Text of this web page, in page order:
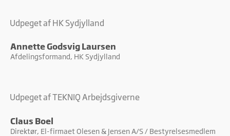
Udpeget af HK Sydjylland
Annette Godsvig Laursen
Afdelingsformand, HK Sydjylland
Udpeget af TEKNIQ Arbejdsgiverne
Claus Boel
Direktør, El-firmaet Olesen & Jensen A/S / Bestyrelsesmedlem